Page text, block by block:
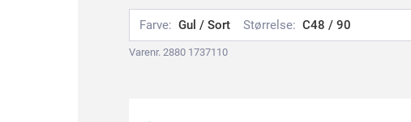
Farve: Gul / Sort Størrelse: C48 / 90
Varenr. 2880 1737110